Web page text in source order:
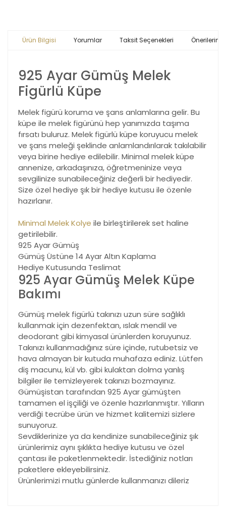
Ürün Bilgisi Yorumlar Taksit Seçenekleri Önerileriniz
925 Ayar Gümüş Melek
Figürlü Küpe
Melek figürü koruma ve şans anlamlarına gelir. Bu
küpe ile melek figürünü hep yanımızda taşıma
fırsatı buluruz. Melek figürlü küpe koruyucu melek
ve şans meleği şeklinde anlamlandırılarak takılabilir
veya birine hediye edilebilir. Minimal melek küpe
annenize, arkadaşınıza, öğretmeninize veya
sevgilinize sunabileceğiniz değerli bir hediyedir.
Size özel hediye şık bir hediye kutusu ile özenle
hazırlanır.
Minimal Melek Kolye ile birleştirilerek set haline
getirilebilir.
925 Ayar Gümüş
Gümüş Üstüne 14 Ayar Altın Kaplama
Hediye Kutusunda Teslimat
925 Ayar Gümüş Melek Küpe
Bakımı
Gümüş melek figürlü takınızı uzun süre sağlıklı
kullanmak için dezenfektan, ıslak mendil ve
deodorant gibi kimyasal ürünlerden koruyunuz.
Takınızı kullanmadığınız süre içinde, rutubetsiz ve
hava almayan bir kutuda muhafaza ediniz. Lütfen
diş macunu, kül vb. gibi kulaktan dolma yanlış
bilgiler ile temizleyerek takınızı bozmayınız.
Gümüşistan tarafından 925 Ayar gümüşten
tamamen el işçiliği ve özenle hazırlanmıştır. Yılların
verdiği tecrübe ürün ve hizmet kalitemizi sizlere
sunuyoruz.
Sevdiklerinize ya da kendinize sunabileceğiniz şık
ürünlerimiz aynı şıklıkta hediye kutusu ve özel
çantası ile paketlenmektedir. İstediğiniz notları
paketlere ekleyebilirsiniz.
Ürünlerimizi mutlu günlerde kullanmanızı dileriz